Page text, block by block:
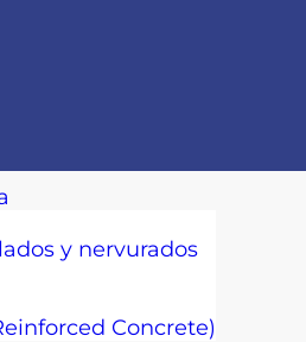
y nervurados
Concrete)